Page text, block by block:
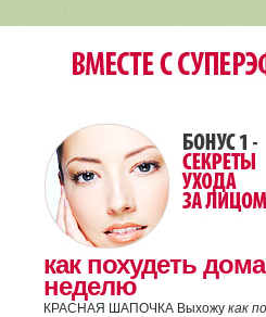
как похудеть
неделю
КРАСНАЯ ШАПОЧКА Выхожу как